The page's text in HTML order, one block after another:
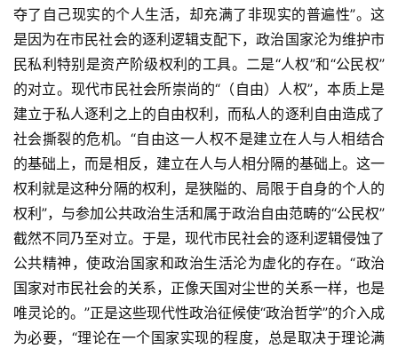
夺了自己现实的个人生活，却充满了非现实的普遍性”。这
是因为在市民社会的逐利逻辑支配下，政治国家沦为维护市
民私利特别是资产阶级权利的工具。二是“人权”和“公民权”
的对立。现代市民社会所崇尚的“（自由）人权”，本质上是
建立于私人逐利之上的自由权利，而私人的逐利自由造成了
社会撕裂的危机。“自由这一人权不是建立在人与人相结合
的基础上，而是相反，建立在人与人相分隔的基础上。这一
权利就是这种分隔的权利，是狭隘的、局限于自身的个人的
权利”，与参加公共政治生活和属于政治自由范畴的“公民权”
截然不同乃至对立。于是，现代市民社会的逐利逻辑侵蚀了
公共精神，使政治国家和政治生活沦为虚化的存在。“政治
国家对市民社会的关系，正像天国对尘世的关系一样，也是
唯灵论的。”正是这些现代性政治征候使“政治哲学”的介入成
为必要，“理论在一个国家实现的程度，总是取决于理论满